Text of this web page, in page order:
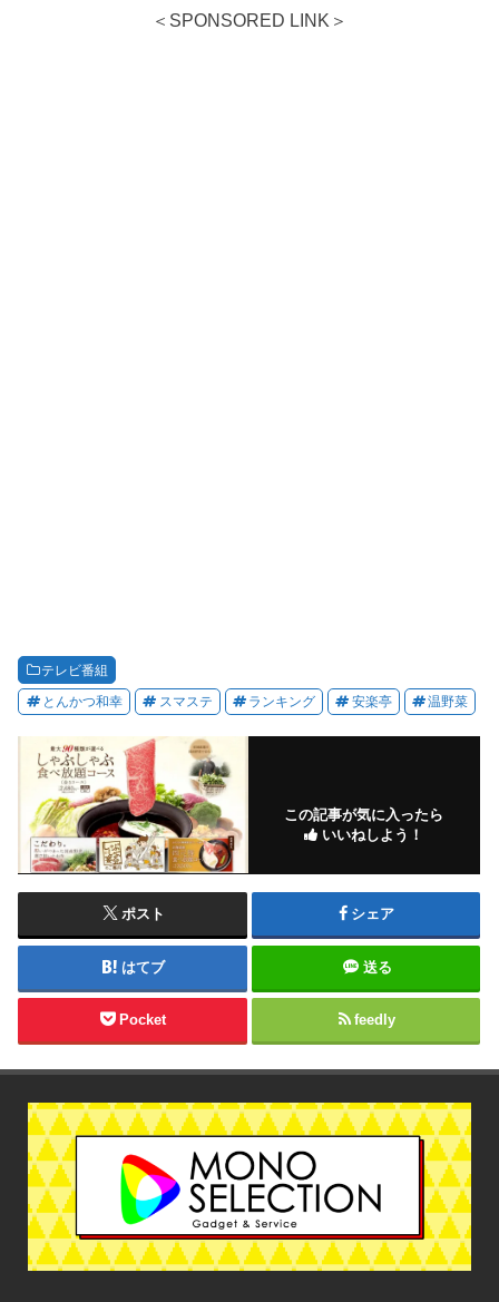
＜SPONSORED LINK＞
テレビ番組
とんかつ和幸 スマステ ランキング 安楽亭 温野菜
この記事が気に入ったら
いいねしよう！
ポスト シェア
はてブ 送る
Pocket feedly